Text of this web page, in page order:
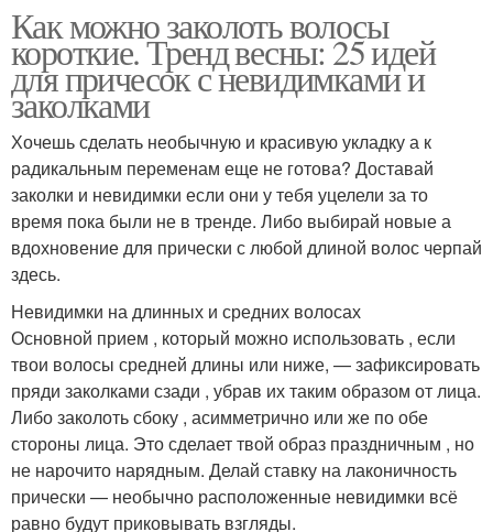
Как можно заколоть волосы
короткие. Тренд весны: 25 идей
для причесок с невидимками и
заколками
Хочешь сделать необычную и красивую укладку а к
радикальным переменам еще не готова? Доставай
заколки и невидимки если они у тебя уцелели за то
время пока были не в тренде. Либо выбирай новые а
вдохновение для прически с любой длиной волос черпай
здесь.
Невидимки на длинных и средних волосах
Основной прием , который можно использовать , если
твои волосы средней длины или ниже, — зафиксировать
пряди заколками сзади , убрав их таким образом от лица.
Либо заколоть сбоку , асимметрично или же по обе
стороны лица. Это сделает твой образ праздничным , но
не нарочито нарядным. Делай ставку на лаконичность
прически — необычно расположенные невидимки всё
равно будут приковывать взгляды.